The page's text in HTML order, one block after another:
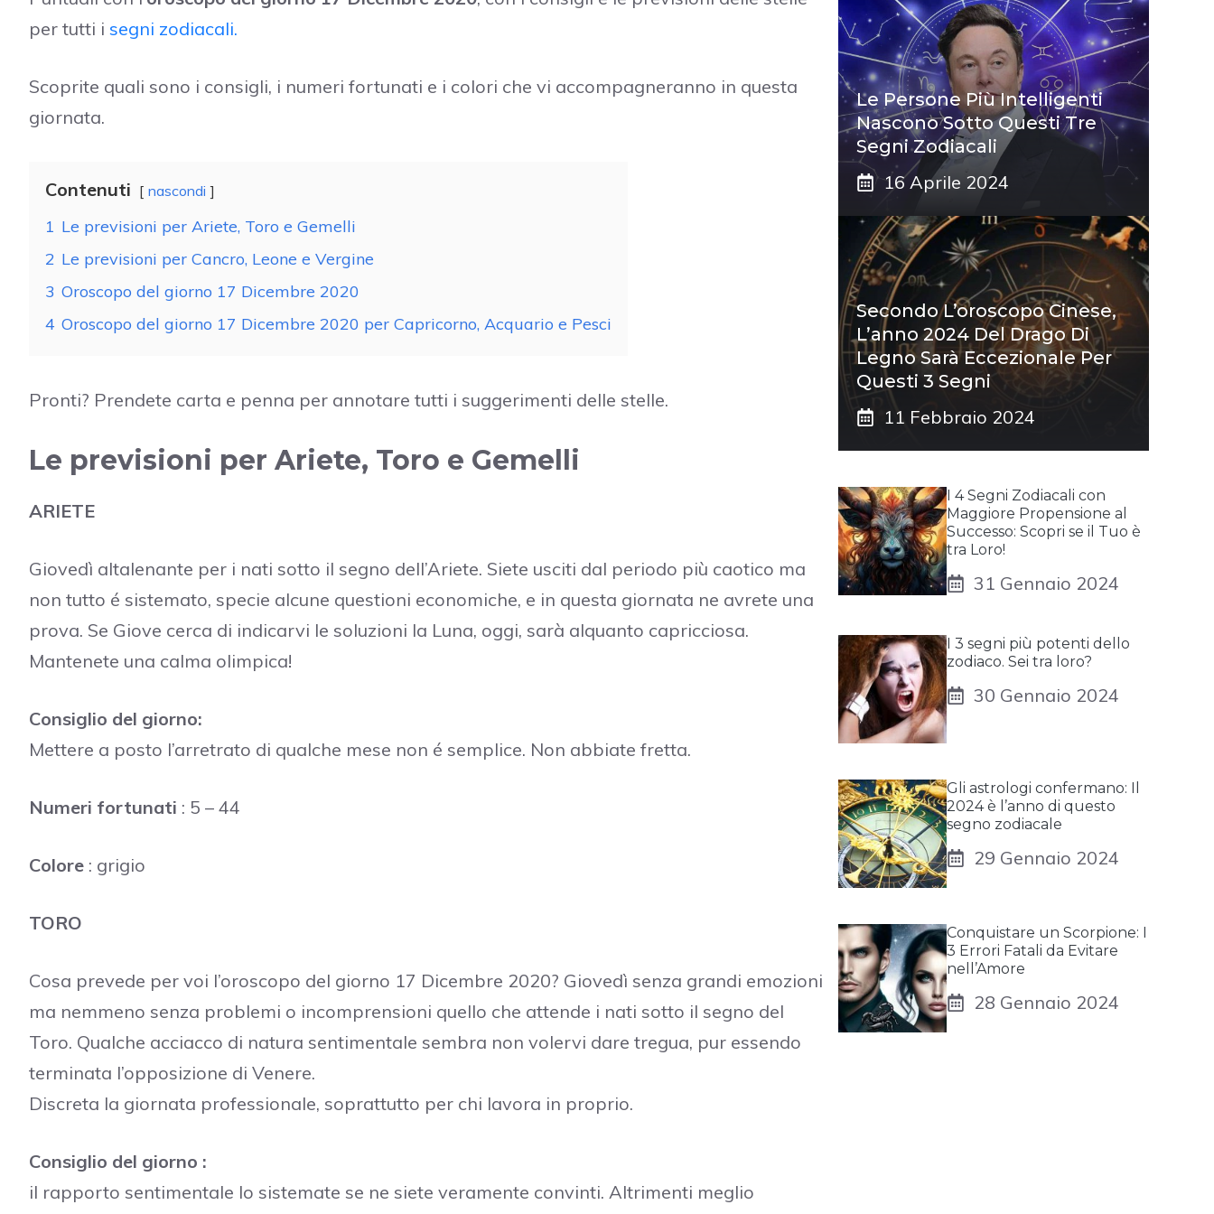
per tutti i segni zodiacali.
Scoprite quali sono i consigli, i numeri fortunati e i colori che vi accompagneranno in questa
giornata.
Contenuti nascondi
1 Le previsioni per Ariete, Toro e Gemelli
2 Le previsioni per Cancro, Leone e Vergine
3 Oroscopo del giorno 17 Dicembre 2020
4 Oroscopo del giorno 17 Dicembre 2020 per Capricorno, Acquario e Pesci
Pronti? Prendete carta e penna per annotare tutti i suggerimenti delle stelle.
Le previsioni per Ariete, Toro e Gemelli
ARIETE
Giovedì altalenante per i nati sotto il segno dell’Ariete. Siete usciti dal periodo più caotico ma
non tutto é sistemato, specie alcune questioni economiche, e in questa giornata ne avrete una
prova. Se Giove cerca di indicarvi le soluzioni la Luna, oggi, sarà alquanto capricciosa.
Mantenete una calma olimpica!
Consiglio del giorno:
Mettere a posto l’arretrato di qualche mese non é semplice. Non abbiate fretta.
Numeri fortunati : 5 – 44
Colore : grigio
TORO
Cosa prevede per voi l’oroscopo del giorno 17 Dicembre 2020? Giovedì senza grandi emozioni
ma nemmeno senza problemi o incomprensioni quello che attende i nati sotto il segno del
Toro. Qualche acciacco di natura sentimentale sembra non volervi dare tregua, pur essendo
terminata l’opposizione di Venere.
Discreta la giornata professionale, soprattutto per chi lavora in proprio.
Consiglio del giorno :
il rapporto sentimentale lo sistemate se ne siete veramente convinti. Altrimenti meglio
Le Persone Più Intelligenti
Nascono Sotto Questi Tre
Segni Zodiacali
16 Aprile 2024
Secondo L’oroscopo Cinese,
L’anno 2024 Del Drago Di
Legno Sarà Eccezionale Per
Questi 3 Segni
11 Febbraio 2024
I 4 Segni Zodiacali con
Maggiore Propensione al
Successo: Scopri se il Tuo è
tra Loro!
31 Gennaio 2024
I 3 segni più potenti dello
zodiaco. Sei tra loro?
30 Gennaio 2024
Gli astrologi confermano: Il
2024 è l’anno di questo
segno zodiacale
29 Gennaio 2024
Conquistare un Scorpione: I
3 Errori Fatali da Evitare
nell’Amore
28 Gennaio 2024